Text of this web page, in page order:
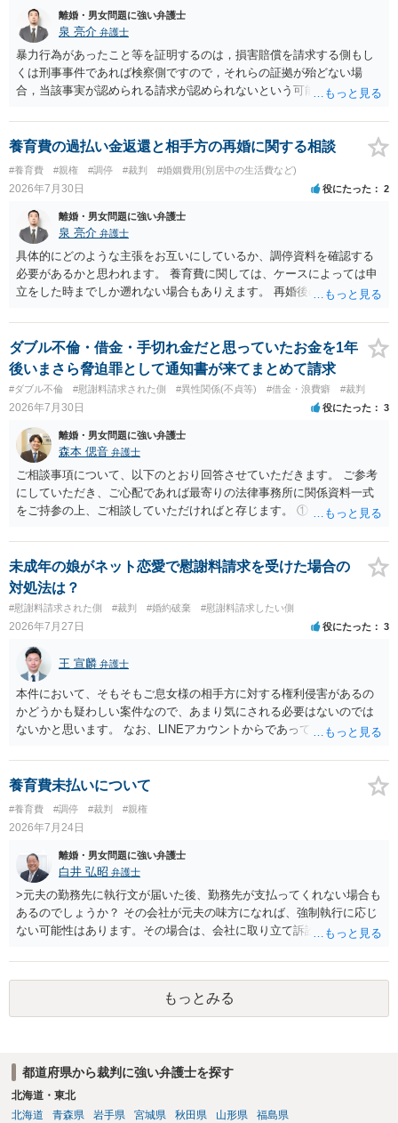
離婚・男女問題に強い弁護士
泉 亮介 弁護士
暴力行為があったこと等を証明するのは，損害賠償を請求する側もし
くは刑事事件であれば検察側ですので，それらの証拠が殆どない場
合，当該事実が認められる請求が認められないという可能性はあるで
養育費の過払い金返還と相手方の再婚に関する相談
#養育費 #親権 #調停 #裁判 #婚姻費用(別居中の生活費など)
2026年7月30日 役にたった 2
離婚・男女問題に強い弁護士
泉 亮介 弁護士
具体的にどのような主張をお互いにしているか、調停資料を確認する
必要があるかと思われます。 養育費に関しては、ケースによっては申
立をした時までしか遡れない場合もありえます。 再婚後の相手方の行
養育費に関するやりとり等があればそちらについても確認する必要が
あるでしょう。 公開相談の場での回答よりも個別に弁護士にご相談さ
れることをお勧めいたします。
ダブル不倫・借金・手切れ金だと思っていたお金を1年
後いまさら脅迫罪として通知書が来てまとめて請求
#ダブル不倫 #慰謝料請求された側 #異性関係(不貞等) #借金・浪費癖 #裁判
2026年7月30日 役にたった 3
離婚・男女問題に強い弁護士
森本 偲音 弁護士
ご相談事項について、以下のとおり回答させていただきます。 ご参考
にしていただき、ご心配であれば最寄りの法律事務所に関係資料一式
をご持参の上、ご相談していただければと存じます。 ① このLINEの
される可能性はあるのか ⇒LINEを含む１００万円の貸付に至るまでの
やり取り等の経緯、誓約書の内容等を踏まえて、関係を清算するため
の 金銭であったと評価される可能性はあると考えます。 ② 「今後一
切関与しないなら100万円振り込む」というLINEや誓約書は、裁判上
どの程度証拠価値があるのか ⇒前後のやり取りや誓約書の具体的内容
を見ない限り、具体的な判断はできませんが、一定の証拠価値はある
と考えます。 ③ 借用書があっても、後から100万円を貸付扱いに変更
することは認められるのか。 ⇒おそらく１００万円は不当利得（受け
取る正当な権利がないのに利益を取得した）として返還請求されてい
るものかと推察しますので、 貸金返還ではないかと存じます。 ④ 私
は現在、収入も不安定で貯金もなくリボ払い借金が既に約100万あり。
今年に再婚したが主人はお金に厳しい為、一括で220万円を支払う事は
困難 仮に裁判で敗訴した場合でも、分割払いになる可能性はあります
か。 ⇒判決となり敗訴してしまった場合は、強制執行により不動産等
の財産を差し押さえられ、そこから債権回収が図られることになりま
すが、 和解であれば柔軟な解決が可能ですので、その場合は分割払
いにより支払うことも十分可能です。 ⑤ このような事情であれば、私
は120万円のみ和解交渉を続けるべきでしょうか。 ⇒ご相談者様の認
識を前提にすれば、１００万円も含めて返済する必要はないと考えら
れるため、 120万円のみについて交渉を続けることがベターかと存じ
ます。
未成年の娘がネット恋愛で慰謝料請求を受けた場合の
対処法は？
#慰謝料請求された側 #裁判 #婚約破棄 #慰謝料請求したい側
2026年7月27日 役にたった 3
王 宣麟 弁護士
本件において、そもそもご息女様の相手方に対する権利侵害があるの
かどうかも疑わしい案件なので、あまり気にされる必要はないのでは
ないかと思います。 なお、LINEアカウントからであっても、そこに紐
るパターンはありえるものの、本件のような精神的損害が発生したと
明確にいえないような案件において開示がなされる可能性も低いので
養育費未払いについて
#養育費 #調停 #裁判 #親権
2026年7月24日
離婚・男女問題に強い弁護士
白井 弘昭 弁護士
>元夫の勤務先に執行文が届いた後、勤務先が支払ってくれない場合も
あるのでしょうか？ その会社が元夫の味方になれば、強制執行に応じ
ない可能性はあります。その場合は、会社に取り立て訴訟を行うこと
押さえ、元夫名義の車の差し押さえ競売などを検討します。 ＞何もで
きなかった場合は、公正証書の原本は戻ってくるのでしょうか？ 取れ
ても取れなくても、執行裁判所に原本の還付請求を行えば還付されま
す。 ＞他の弁護士さんに再度依頼できるのでしょうか？ できます。た
もっとみる
都道府県から裁判に強い弁護士を探す
北海道・東北
北海道
青森県 岩手県 宮城県 秋田県 山形県 福島県